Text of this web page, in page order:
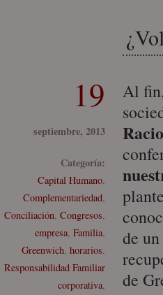
19
septiembre, 2013
Categoría:
Capital Humano,
Complementariedad,
Conciliación, Congresos,
empresa, Familia,
Greenwich, horarios,
Responsabilidad Familiar
corporativa,
Al
de
de